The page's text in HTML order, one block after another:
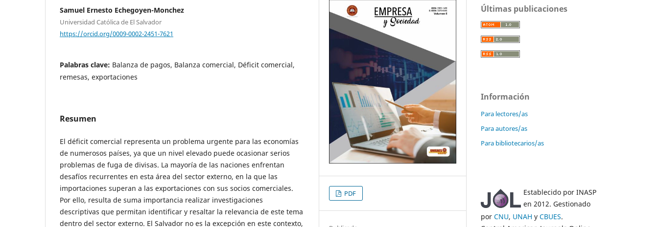
Samuel Ernesto Echegoyen-Monchez
Universidad Católica de El Salvador
https://orcid.org/0009-0002-2451-7621
Palabras clave: Balanza de pagos, Balanza comercial, Déficit comercial,
remesas, exportaciones
Resumen
El déficit comercial representa un problema urgente para las economías
de numerosos países, ya que un nivel elevado puede ocasionar serios
problemas de fuga de divisas. La mayoría de las naciones enfrentan
desafíos recurrentes en esta área del sector externo, en la que las
importaciones superan a las exportaciones con sus socios comerciales.
Por ello, resulta de suma importancia realizar investigaciones
descriptivas que permitan identificar y resaltar la relevancia de este tema
dentro del sector externo. El Salvador no es la excepción en este contexto,
PDF
Últimas publicaciones
Información
Para lectores/as
Para autores/as
Para bibliotecarios/as
Establecido por INASP
en 2012. Gestionado
por CNU, UNAH y CBUES.